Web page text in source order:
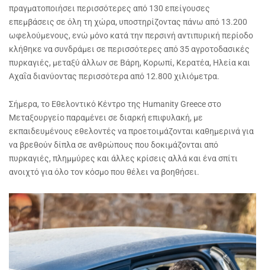
πραγματοποιήσει περισσότερες από 130 επείγουσες
επεμβάσεις σε όλη τη χώρα, υποστηρίζοντας πάνω από 13.200
ωφελούμενους, ενώ μόνο κατά την περσινή αντιπυρική περίοδο
κλήθηκε να συνδράμει σε περισσότερες από 35 αγροτοδασικές
πυρκαγιές, μεταξύ άλλων σε Βάρη, Κορωπί, Κερατέα, Ηλεία και
Αχαΐα διανύοντας περισσότερα από 12.800 χιλιόμετρα.
Σήμερα, το Εθελοντικό Κέντρο της Humanity Greece στο
Μεταξουργείο παραμένει σε διαρκή επιφυλακή, με
εκπαιδευμένους εθελοντές να προετοιμάζονται καθημερινά για
να βρεθούν δίπλα σε ανθρώπους που δοκιμάζονται από
πυρκαγιές, πλημμύρες και άλλες κρίσεις αλλά και ένα σπίτι
ανοιχτό για όλο τον κόσμο που θέλει να βοηθήσει.